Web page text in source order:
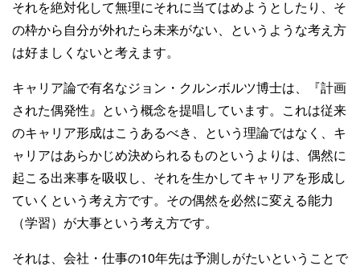
それを絶対化して無理にそれに当てはめようとしたり、そ
の枠から自分が外れたら未来がない、というような考え方
は好ましくないと考えます。
キャリア論で有名なジョン・クルンボルツ博士は、『計画
された偶発性』という概念を提唱しています。これは従来
のキャリア形成はこうあるべき、という理論ではなく、キ
ャリアはあらかじめ決められるものというよりは、偶然に
起こる出来事を吸収し、それを生かしてキャリアを形成し
ていくという考え方です。その偶然を必然に変える能力
（学習）が大事という考え方です。
それは、会社・仕事の10年先は予測しがたいということで